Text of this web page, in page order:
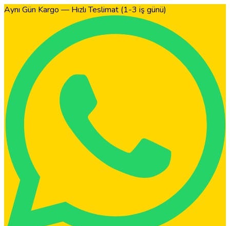
Aynı Gün Kargo — Hızlı Teslimat (1-3 iş günü)